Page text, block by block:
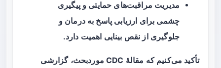
مدیریت مراقبت‌های حمایتی و پیگیری
چشمی برای ارزیابی پاسخ به درمان و
جلوگیری از نقص بینایی اهمیت دارد.
تأکید می‌کنیم که مقالهٔ CDC موردبحث، گزارشی